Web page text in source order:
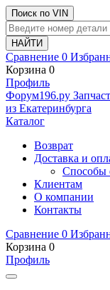
Поиск по VIN
Сравнение 0
Корзина 0
Профиль
Фoрум196.ру
из Екатеринбурга
Каталог
Возврат
Доставка и
Способы
Клиентам
О компании
Контакты
Сравнение 0
Корзина 0
Профиль